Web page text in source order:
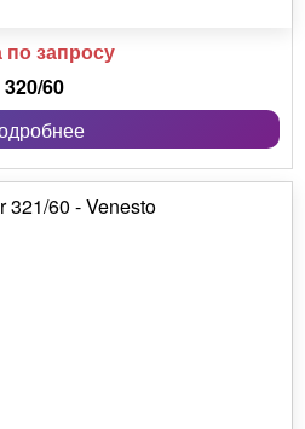
по запросу
320/60